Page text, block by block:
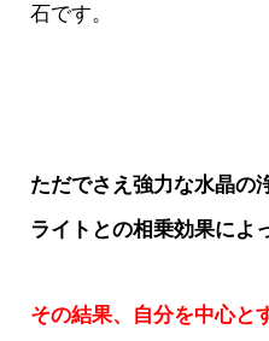
石です。
ただでさえ強力な水晶の
ライトとの相乗効果によ
その結果、自分を中心と